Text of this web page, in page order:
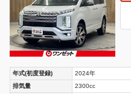
年式(初度登録) 2024年
排気量
2300cc